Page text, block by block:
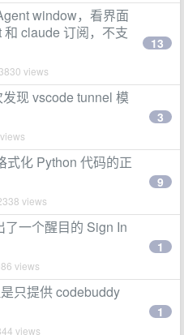
window，看界面
claude 订阅，不支
views
13
现 vscode tunnel 模
3
式化 Python 代码的正
views
9
一个醒目的 Sign In
views
1
只提供 codebuddy
views
1